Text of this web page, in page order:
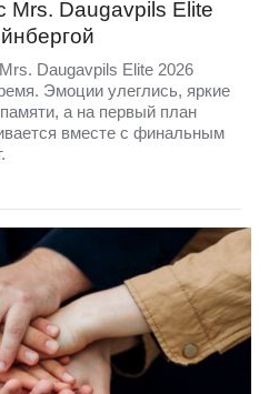
Mrs. Daugavpils Elite
Daugavpils Elite 2026
Эмоции улеглись, яркие
а на первый план
вместе с финальным